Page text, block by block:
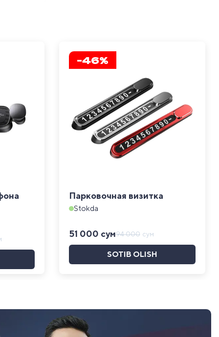
-46%
Парковочная визитка
Stokda
51 000 сум94 000 сум
SOTIB OLISH